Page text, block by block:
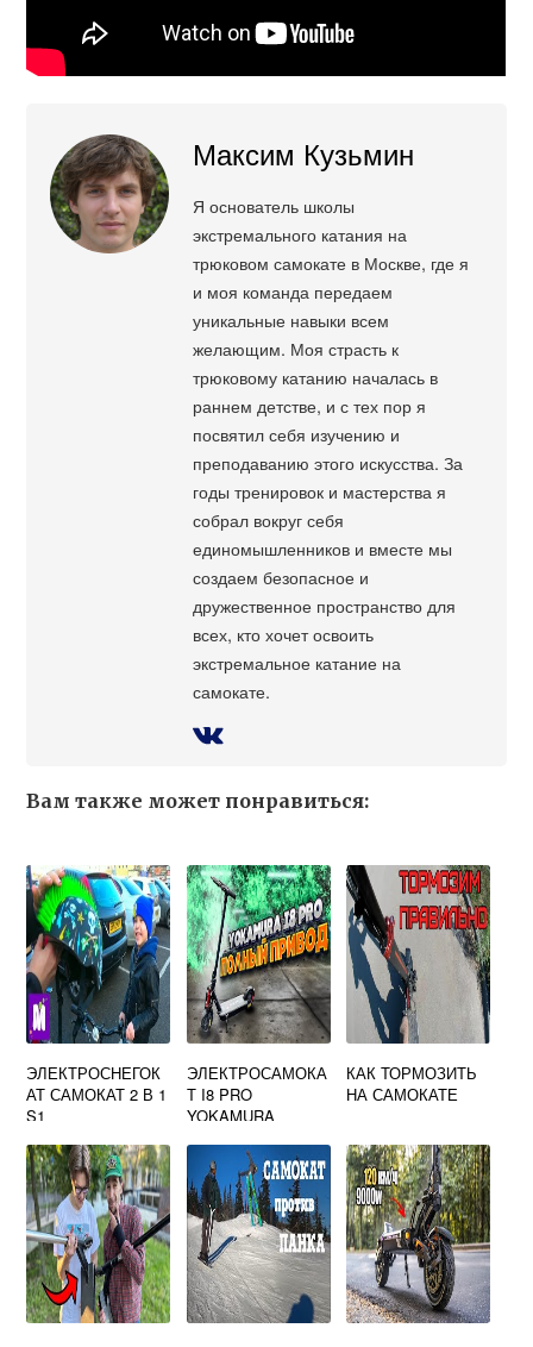
Максим Кузьмин
Я основатель школы
экстремального катания на
трюковом самокате в Москве, где я
и моя команда передаем
уникальные навыки всем
желающим. Моя страсть к
трюковому катанию началась в
раннем детстве, и с тех пор я
посвятил себя изучению и
преподаванию этого искусства. За
годы тренировок и мастерства я
собрал вокруг себя
единомышленников и вместе мы
создаем безопасное и
дружественное пространство для
всех, кто хочет освоить
экстремальное катание на
самокате.
Вам также может понравиться:
ЭЛЕКТРОСНЕГОК
АТ САМОКАТ 2 В 1
S1
ЭЛЕКТРОСАМОКА
Т I8 PRO
YOKAMURA
КАК ТОРМОЗИТЬ
НА САМОКАТЕ